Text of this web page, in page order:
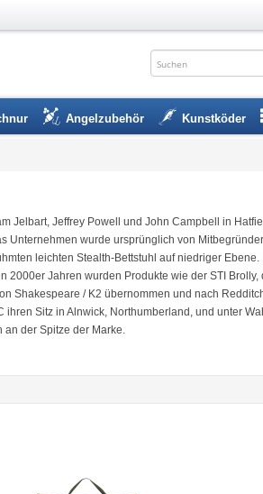
Angelzubehör Kunstköder
Jelbart, Jeffrey Powell und John Campbell in
Unternehmen wurde ursprünglich von
leichten Stealth-Bettstuhl auf niedriger
2000er Jahren wurden Produkte wie der STI
Shakespeare / K2 übernommen und nach
ihren Sitz in Alnwick, Northumberland, und unter
an der Spitze der Marke.